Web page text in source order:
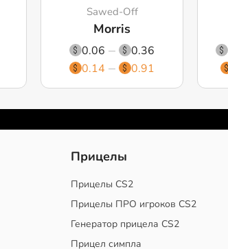
Sawed-Off
Morris
0.06
0.36
0.14
0.91
Прицелы
Прицелы CS2
Прицелы ПРО игроков CS2
Генератор прицела CS2
Прицел симпла